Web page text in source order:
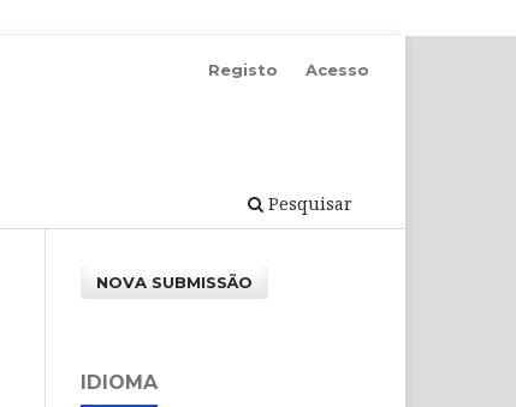
Pesquisar
Registo Acesso
NOVA SUBMISSÃO
IDIOMA